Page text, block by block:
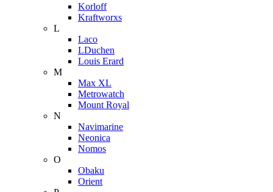
Korloff
Kraftworxs
L
Laco
LDuchen
Louis Erard
M
Max XL
Metrowatch
Mount Royal
N
Navimarine
Neonica
Nomos
O
Obaku
Orient